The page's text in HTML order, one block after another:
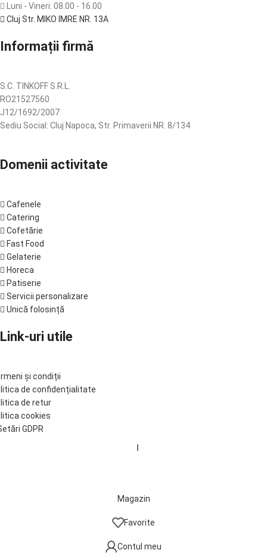
Luni - Vineri: 08.00 - 16.00
Cluj Str. MIKO IMRE NR. 13A
Informații firmă
S.C. TINKOFF S.R.L.
RO21527560
J12/1692/2007
Sediu Social: Cluj Napoca, Str. Primaverii NR. 8/134
Domenii activitate
Cafenele
Catering
Cofetărie
Fast Food
Gelaterie
Horeca
Patiserie
Servicii personalizare
Unică folosință
Link-uri utile
și condiții
de confidențialitate
de retur
cookies
GDPR
Magazin
Favorite
Contul meu